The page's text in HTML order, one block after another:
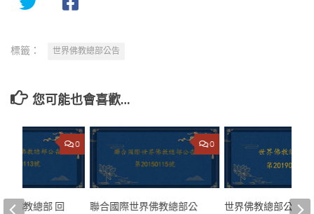
標籤： 世界佛教總部公告
您可能也會喜歡…
0
聯合國際世界佛教總部公
世界佛教總部公告
0
界佛教總部 回